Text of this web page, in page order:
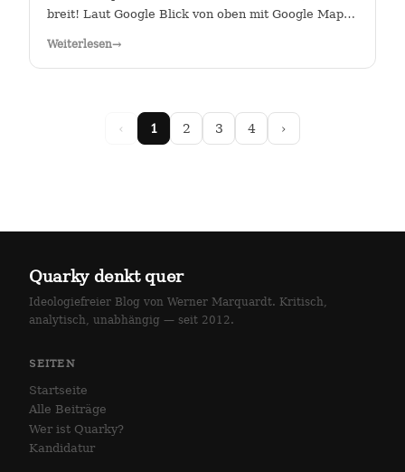
breit! Laut Google Blick von oben mit Google Maps
Weiterlesen→
‹ 1 2 3 4 ›
Quarky denkt quer
Ideologiefreier Blog von Werner Marquardt. Kritisch,
analytisch, unabhängig — seit 2012.
SEITEN
Startseite
Alle Beiträge
Wer ist Quarky?
Kandidatur